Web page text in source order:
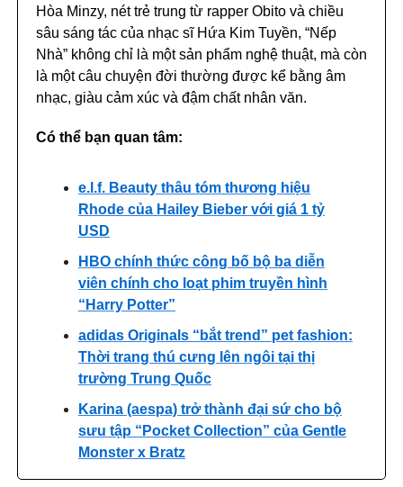
Hòa Minzy, nét trẻ trung từ rapper Obito và chiều
sâu sáng tác của nhạc sĩ Hứa Kim Tuyền, “Nếp
Nhà” không chỉ là một sản phẩm nghệ thuật, mà còn
là một câu chuyện đời thường được kể bằng âm
nhạc, giàu cảm xúc và đậm chất nhân văn.
Có thể bạn quan tâm:
e.l.f. Beauty thâu tóm thương hiệu
Rhode của Hailey Bieber với giá 1 tỷ
USD
HBO chính thức công bố bộ ba diễn
viên chính cho loạt phim truyền hình
“Harry Potter”
adidas Originals “bắt trend” pet fashion:
Thời trang thú cưng lên ngôi tại thị
trường Trung Quốc
Karina (aespa) trở thành đại sứ cho bộ
sưu tập “Pocket Collection” của Gentle
Monster x Bratz